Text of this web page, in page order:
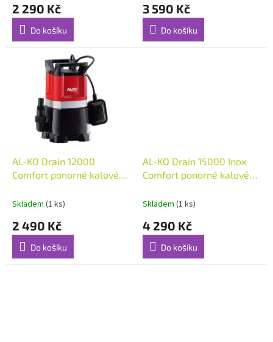
2 290 Kč
Do košíku
3 590 Kč
Do košíku
AL-KO Drain 12000
Comfort ponorné kalové
Skladem (1 ks)
2 490 Kč
Do košíku
AL-KO Drain 15000 Inox
Comfort ponorné kalové
Skladem (1 ks)
4 290 Kč
Do košíku